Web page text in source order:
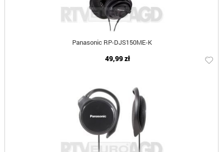
Panasonic RP-DJS150ME-K
49,99 zł